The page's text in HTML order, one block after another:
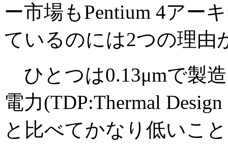
ー市場もPentium 4アー
ているのには2つの理由
ひとつは0.13μmで製
電力(TDP:Thermal
と比べてかなり低いこ